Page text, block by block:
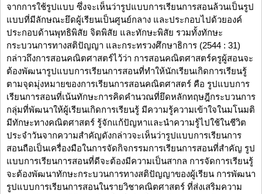
จากการใช้รูปแบบ ซึ่งจะเห็นว่ารูปแบบการเรียนการสอนล้วนเป็นรูป
แบบที่มีลักษณะยึดผู้เรียนเป็นศูนย์กลาง และประกอบไปด้วยองค์
ประกอบด้านพุทธิพิสัย จิตพิสัย และทักษะพิสัย รวมทั้งทักษะ
กระบวนการทางสติปัญญา และกระทรวงศึกษาธิการ (2544 : 31)
กล่าวถึงการสอนคณิตศาสตร์ไว้ว่า การสอนคณิตศาสตร์ครูผู้สอนจะ
ต้องพัฒนารูปแบบการเรียนการสอนที่ทำให้นักเรียนเกิดการเรียนรู้
ตามจุดมุ่งหมายของการเรียนการสอนคณิตศาสตร์ คือ รูปแบบการ
เรียนการสอนที่เน้นทักษะการคิดคำนวณที่ยึดหลักทฤษฎีกระบวนการ
กลุ่มที่พัฒนาให้ผู้เรียนเกิดการเรียนรู้ มีความรู้ความเข้าใจในมโนมติ
มีทักษะทางคณิตศาสตร์ รู้จักแก้ปัญหาและนำความรู้ไปใช้ในชีวิต
ประจำวันจากความสำคัญดังกล่าวจะเห็นว่ารูปแบบการเรียนการ
สอนถือเป็นเครื่องมือในการจัดกิจกรรมการเรียนการสอนที่สำคัญ รูป
แบบการเรียนการสอนที่ดีจะต้องมีความเป็นสากล การจัดการเรียนรู้
จะต้องพัฒนาทักษะกระบวนการทางสติปัญญาของผู้เรียน การพัฒนา
รูปแบบการเรียนการสอนในรายวิชาคณิตศาสตร์ ที่ส่งเสริมความ